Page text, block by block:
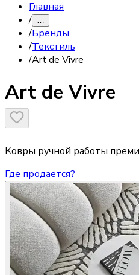
Главная
/ …
/Бренды
/Текстиль
/Art de Vivre
Art de Vivre
Ковры ручной работы
Где продается?